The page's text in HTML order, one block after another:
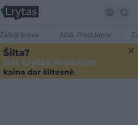
Žalioji erdvė Ačiū, Prezidente